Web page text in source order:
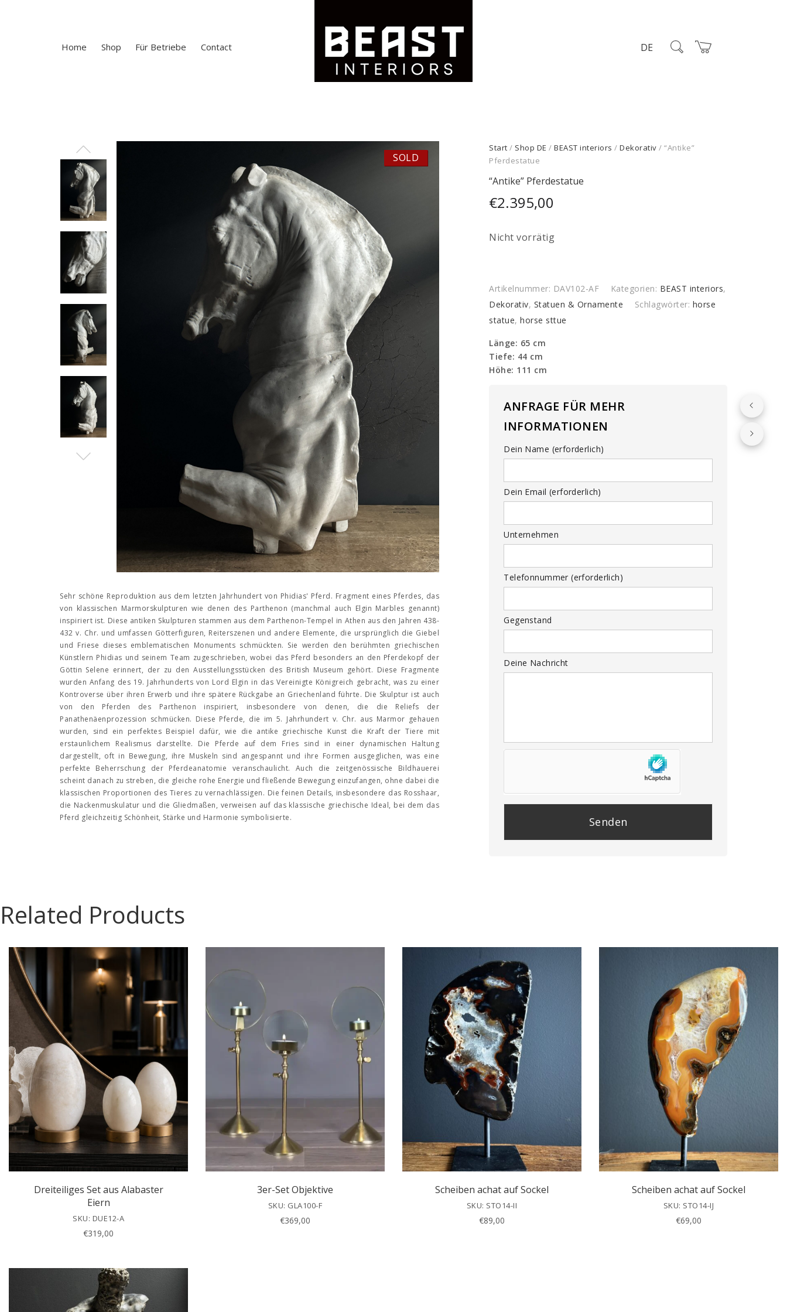
Home Shop Für Betriebe Contact DE
SOLD
Sehr schöne Reproduktion aus dem letzten Jahrhundert von Phidias' Pferd. Fragment eines Pferdes, das
von klassischen Marmorskulpturen wie denen des Parthenon (manchmal auch Elgin Marbles genannt)
inspiriert ist. Diese antiken Skulpturen stammen aus dem Parthenon-Tempel in Athen aus den Jahren 438-
432 v. Chr. und umfassen Götterfiguren, Reiterszenen und andere Elemente, die ursprünglich die Giebel
und Friese dieses emblematischen Monuments schmückten. Sie werden den berühmten griechischen
Künstlern Phidias und seinem Team zugeschrieben, wobei das Pferd besonders an den Pferdekopf der
Göttin Selene erinnert, der zu den Ausstellungsstücken des British Museum gehört. Diese Fragmente
wurden Anfang des 19. Jahrhunderts von Lord Elgin in das Vereinigte Königreich gebracht, was zu einer
Kontroverse über ihren Erwerb und ihre spätere Rückgabe an Griechenland führte. Die Skulptur ist auch
von den Pferden des Parthenon inspiriert, insbesondere von denen, die die Reliefs der
Panathenäenprozession schmücken. Diese Pferde, die im 5. Jahrhundert v. Chr. aus Marmor gehauen
wurden, sind ein perfektes Beispiel dafür, wie die antike griechische Kunst die Kraft der Tiere mit
erstaunlichem Realismus darstellte. Die Pferde auf dem Fries sind in einer dynamischen Haltung
dargestellt, oft in Bewegung, ihre Muskeln sind angespannt und ihre Formen ausgeglichen, was eine
perfekte Beherrschung der Pferdeanatomie veranschaulicht. Auch die zeitgenössische Bildhauerei
scheint danach zu streben, die gleiche rohe Energie und fließende Bewegung einzufangen, ohne dabei die
klassischen Proportionen des Tieres zu vernachlässigen. Die feinen Details, insbesondere das Rosshaar,
die Nackenmuskulatur und die Gliedmaßen, verweisen auf das klassische griechische Ideal, bei dem das
Pferd gleichzeitig Schönheit, Stärke und Harmonie symbolisierte.
Start / Shop DE /BEAST interiors /Dekorativ / “Antike”
Pferdestatue
“Antike” Pferdestatue
€2.395,00
Nicht vorrätig
Artikelnummer: DAV102-AF Kategorien: BEAST interiors,
Dekorativ, Statuen & Ornamente Schlagwörter: horse
statue,horse sttue
Länge: 65 cm
Tiefe: 44 cm
Höhe: 111 cm
ANFRAGE FÜR MEHR
INFORMATIONEN
Dein Name (erforderlich)
Dein Email (erforderlich)
Unternehmen
Telefonnummer (erforderlich)
Gegenstand
Deine Nachricht
Related Products
Dreiteiliges Set aus Alabaster
Eiern
SKU: DUE12-A
€319,00
3er-Set Objektive
SKU: GLA100-F
€369,00
Scheiben achat auf Sockel
SKU: STO14-II
€89,00
Scheiben achat auf Sockel
SKU: STO14-IJ
€69,00